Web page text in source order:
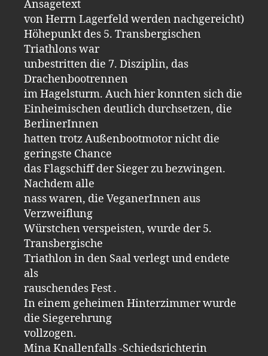
Ansagetext
von Herrn Lagerfeld werden nachgereicht)
Höhepunkt des 5. Transbergischen
Triathlons war
unbestritten die 7. Disziplin, das
Drachenbootrennen
im Hagelsturm. Auch hier konnten sich die
Einheimischen deutlich durchsetzen, die
BerlinerInnen
hatten trotz Außenbootmotor nicht die
geringste Chance
das Flagschiff der Sieger zu bezwingen.
Nachdem alle
nass waren, die VeganerInnen aus
Verzweiflung
Würstchen verspeisten, wurde der 5.
Transbergische
Triathlon in den Saal verlegt und endete
als
rauschendes Fest .
In einem geheimen Hinterzimmer wurde
die Siegerehrung
vollzogen.
Mina Knallenfalls -Schiedsrichterin